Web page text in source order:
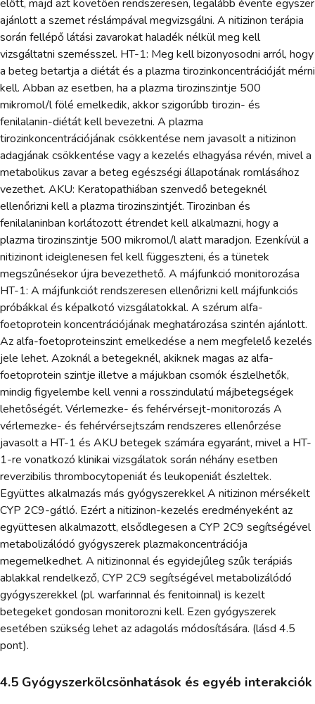
előtt, majd azt követően rendszeresen, legalább évente egyszer
ajánlott a szemet réslámpával megvizsgálni. A nitizinon terápia
során fellépő látási zavarokat haladék nélkül meg kell
vizsgáltatni szemésszel. HT-1: Meg kell bizonyosodni arról, hogy
a beteg betartja a diétát és a plazma tirozinkoncentrációját mérni
kell. Abban az esetben, ha a plazma tirozinszintje 500
mikromol/l fölé emelkedik, akkor szigorúbb tirozin- és
fenilalanin-diétát kell bevezetni. A plazma
tirozinkoncentrációjának csökkentése nem javasolt a nitizinon
adagjának csökkentése vagy a kezelés elhagyása révén, mivel a
metabolikus zavar a beteg egészségi állapotának romlásához
vezethet. AKU: Keratopathiában szenvedő betegeknél
ellenőrizni kell a plazma tirozinszintjét. Tirozinban és
fenilalaninban korlátozott étrendet kell alkalmazni, hogy a
plazma tirozinszintje 500 mikromol/l alatt maradjon. Ezenkívül a
nitizinont ideiglenesen fel kell függeszteni, és a tünetek
megszűnésekor újra bevezethető. A májfunkció monitorozása
HT-1: A májfunkciót rendszeresen ellenőrizni kell májfunkciós
próbákkal és képalkotó vizsgálatokkal. A szérum alfa-
foetoprotein koncentrációjának meghatározása szintén ajánlott.
Az alfa-foetoproteinszint emelkedése a nem megfelelő kezelés
jele lehet. Azoknál a betegeknél, akiknek magas az alfa-
foetoprotein szintje illetve a májukban csomók észlelhetők,
mindig figyelembe kell venni a rosszindulatú májbetegségek
lehetőségét. Vérlemezke- és fehérvérsejt-monitorozás A
vérlemezke- és fehérvérsejtszám rendszeres ellenőrzése
javasolt a HT-1 és AKU betegek számára egyaránt, mivel a HT-
1-re vonatkozó klinikai vizsgálatok során néhány esetben
reverzibilis thrombocytopeniát és leukopeniát észleltek.
Együttes alkalmazás más gyógyszerekkel A nitizinon mérsékelt
CYP 2C9-gátló. Ezért a nitizinon-kezelés eredményeként az
együttesen alkalmazott, elsődlegesen a CYP 2C9 segítségével
metabolizálódó gyógyszerek plazmakoncentrációja
megemelkedhet. A nitizinonnal és egyidejűleg szűk terápiás
ablakkal rendelkező, CYP 2C9 segítségével metabolizálódó
gyógyszerekkel (pl. warfarinnal és fenitoinnal) is kezelt
betegeket gondosan monitorozni kell. Ezen gyógyszerek
esetében szükség lehet az adagolás módosítására. (lásd 4.5
pont).
4.5 Gyógyszerkölcsönhatások és egyéb interakciók